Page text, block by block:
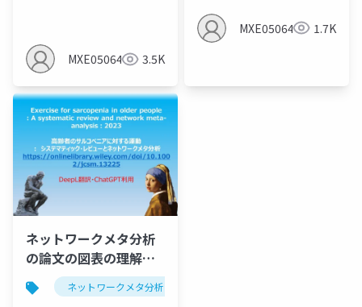
MXE05064 3.5K
ーチ）
MXE05064 1.7K
ネットワークメタ分析
の論文の図表の理解し
よう第1弾：サルコペニ
アと運動のNMA
ネットワークメタ分析